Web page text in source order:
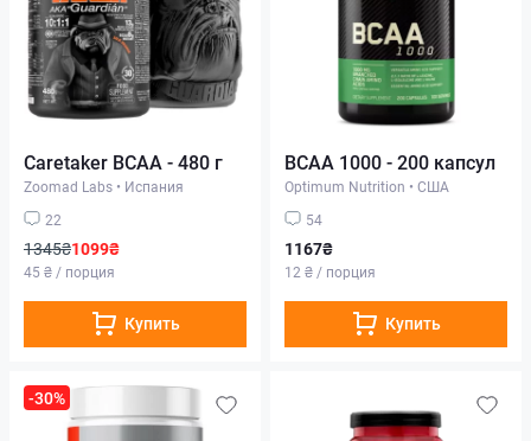
Caretaker BCAA - 480 г
Zoomad Labs • Испания
22
1345₴1099₴
45 ₴ / порция
Купить
BCAA 1000 - 200 капсул
Optimum Nutrition • США
54
1167₴
12 ₴ / порция
Купить
-30%